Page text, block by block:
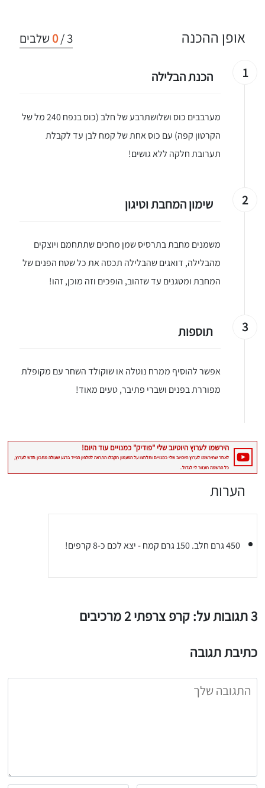
הכנתם מתכון שלי? חפשו "Shahar_Hen_Hayokra" באינסטגרם עקבו אחריי עוד היום ותעלו את המתכון שהכנתם לסטורי ואני
3
/
0 שלבים אופן ההכנה
1 הכנת הבלילה
מערבבים כוס ושלושתרבע של חלב (כוס בנפח 240 מל של
הקרטון קפה) עם כוס אחת של קמח לבן עד לקבלת
תערובת חלקה ללא גושים!
2 שימון המחבת וטיגון
משמנים מחבת בתרסיס שמן מחכים שתתחמם ויוצקים
מהבלילה, דואגים שהבלילה תכסה את כל שטח הפנים של
המחבת ומטגנים עד שזהוב, הופכים וזה מוכן, זהו!
3 תוספות
אפשר להוסיף ממרח נוטלה או שוקולד השחר עם מקופלת
מפוררת בפנים ושברי פתיבר, טעים מאוד!
הערות
450 גרם חלב. 150 גרם קמח - יצא לכם כ-8 קרפים!
3 תגובות על: קרפ צרפתי 2 מרכיבים
כתיבת תגובה